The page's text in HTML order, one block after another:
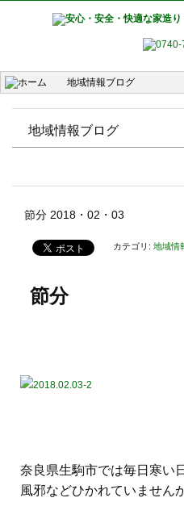
地域情報ブログ
地域情報ブログ
節分 2018・02・03
カテゴリ: 地域情
節分
奈良県生駒市では毎日寒い
風邪などひかれていません